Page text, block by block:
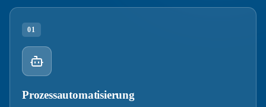
01
Prozessautomatisierung